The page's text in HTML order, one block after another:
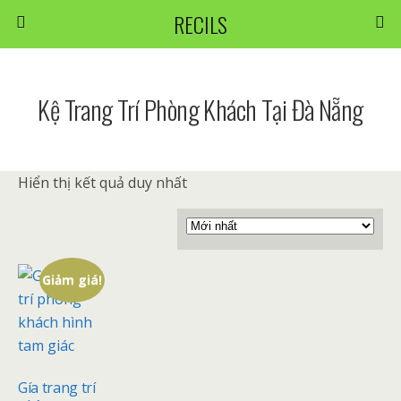
RECILS
Kệ Trang Trí Phòng Khách Tại Đà Nẵng
Hiển thị kết quả duy nhất
Giảm giá!
Gía trang trí